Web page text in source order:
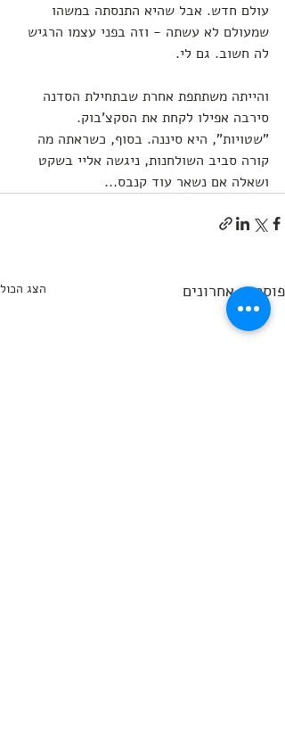
עולם חדש. אבל שהיא התנסתה במשהו
שמעולם לא עשתה - וזה בפני עצמו הרגיש
לה חשוב. גם לי.
והייתה משתתפת אחרת שבתחילת הסדנה
סירבה אפילו לקחת את הסקצ'בוק.
"שטויות", היא סיננה. בסוף, כשראתה מה
קורה סביב השולחנות, ניגשה אליי בשקט
ושאלה אם נשאר עוד קנבס...
פוסטים אחרונים הצג הכול